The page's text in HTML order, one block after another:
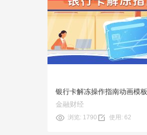
预览
使用
银行卡解冻操作指南动画模板
金融财经
浏览: 1790 使用: 62